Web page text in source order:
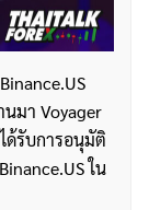
มา Voyager
ด้รับการอนุมัติ
ใน